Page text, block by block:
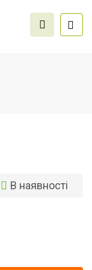
В наявності